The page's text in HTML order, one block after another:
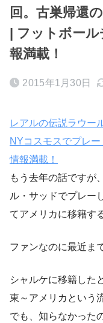
回。古巣帰還
| フットボー
報満載！
2015年1月30日
レアルの伝説ラウー
NYコスモスでプレ
情報満載！
もう去年の話ですが
ル・サッドでプレー
てアメリカに移籍す
ファンなのに最近ま
シャルケに移籍した
東～アメリカという
でも、知らなかった